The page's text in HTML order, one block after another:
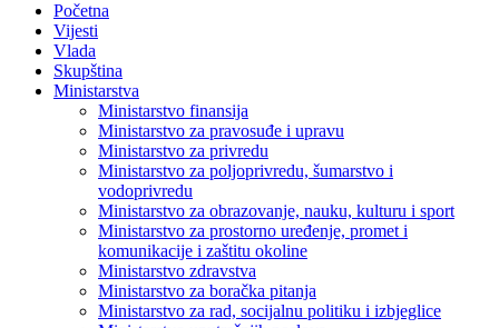
Početna
Vijesti
Vlada
Skupština
Ministarstva
Ministarstvo finansija
Ministarstvo za pravosuđe i upravu
Ministarstvo za privredu
Ministarstvo za poljoprivredu, šumarstvo i
vodoprivredu
Ministarstvo za obrazovanje, nauku, kulturu i sport
Ministarstvo za prostorno uređenje, promet i
komunikacije i zaštitu okoline
Ministarstvo zdravstva
Ministarstvo za boračka pitanja
Ministarstvo za rad, socijalnu politiku i izbjeglice